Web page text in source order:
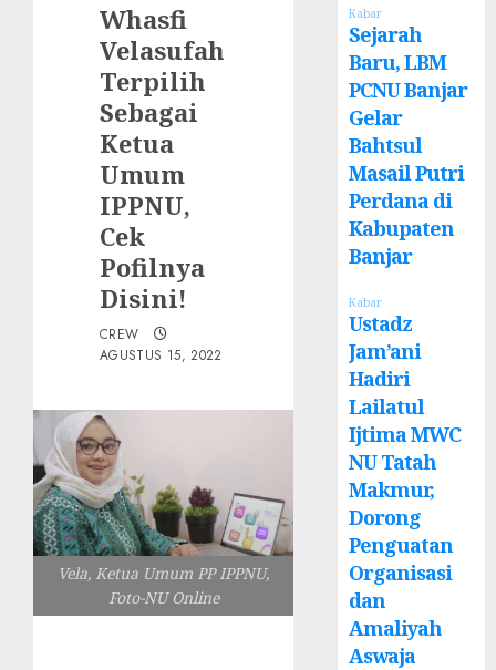
Whasfi
Velasufah
Terpilih
Sebagai
Ketua
Umum
IPPNU,
Cek
Pofilnya
Disini!
CREW
AGUSTUS 15, 2022
Vela, Ketua Umum PP IPPNU,
Foto-NU Online
Kabar
Sejarah
Baru, LBM
PCNU Banjar
Gelar
Bahtsul
Masail Putri
Perdana di
Kabupaten
Banjar
Kabar
Ustadz
Jam’ani
Hadiri
Lailatul
Ijtima MWC
NU Tatah
Makmur,
Dorong
Penguatan
Organisasi
dan
Amaliyah
Aswaja